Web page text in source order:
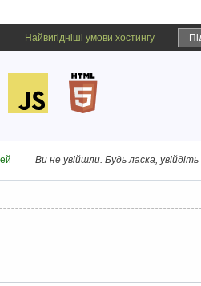
Найвигідніші умови хостингу
Ви не увійшли. Будь ласка,